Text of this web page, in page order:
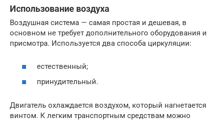
Использование воздуха
Воздушная система — самая простая и дешевая, в
основном не требует дополнительного оборудования и
присмотра. Используется два способа циркуляции:
естественный;
принудительный.
Двигатель охлаждается воздухом, который нагнетается
винтом. К легким транспортным средствам можно